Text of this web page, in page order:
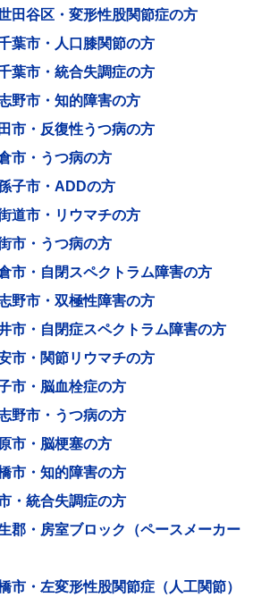
田谷区・変形性股関節症の方
葉市・人口膝関節の方
葉市・統合失調症の方
野市・知的障害の方
市・反復性うつ病の方
市・うつ病の方
子市・ADDの方
道市・リウマチの方
市・うつ病の方
市・自閉スペクトラム障害の方
野市・双極性障害の方
市・自閉症スペクトラム障害の方
市・関節リウマチの方
市・脳血栓症の方
野市・うつ病の方
市・脳梗塞の方
市・知的障害の方
・統合失調症の方
郡・房室ブロック（ペースメーカー
・左変形性股関節症（人工関節）